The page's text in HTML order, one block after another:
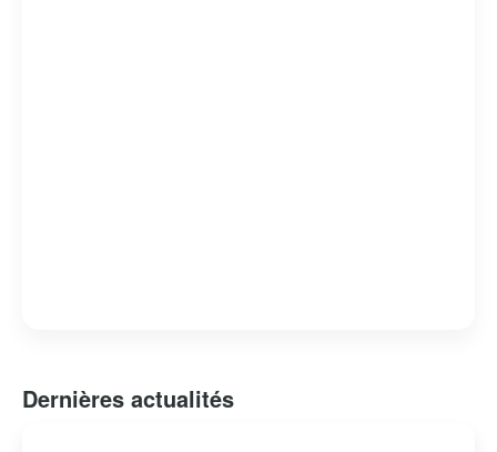
Dernières actualités